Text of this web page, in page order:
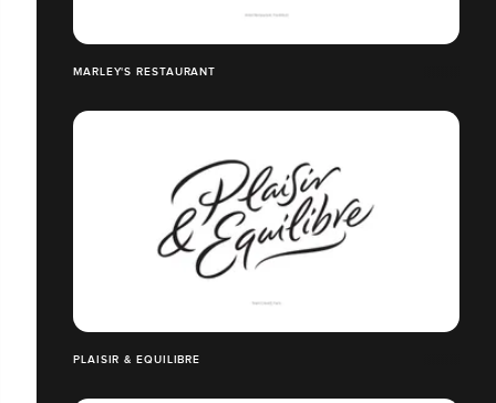
MARLEY'S RESTAURANT
PLAISIR & EQUILIBRE